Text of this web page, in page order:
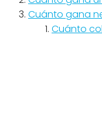
Cuánto gana
Cuánto